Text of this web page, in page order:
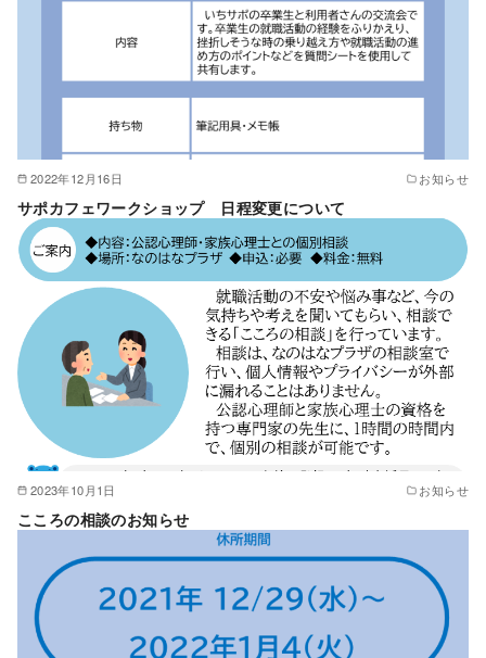
2022年12月16日 お知らせ
サポカフェワークショップ 日程変更について
2023年10月1日 お知らせ
こころの相談のお知らせ